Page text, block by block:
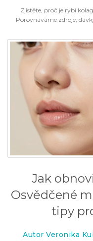
Zjistěte, proč je rybí
Porovnáváme zdroje,
Jak
Osvědčené
tipy
Autor Veronika